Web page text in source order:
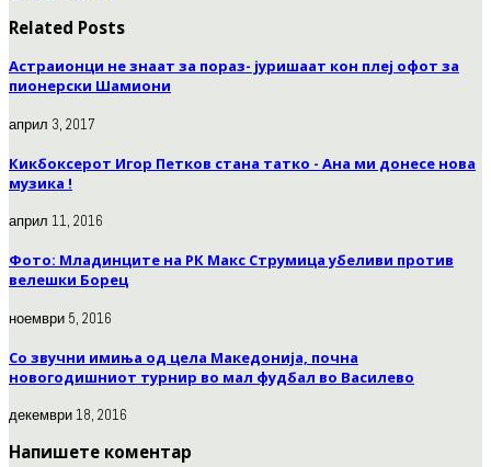
Related Posts
Астраионци не знаат за пораз- јуришаат кон плеј офот за
пионерски Шамиони
април 3, 2017
Кикбоксерот Игор Петков стана татко - Ана ми донесе нова
музика !
април 11, 2016
Фото: Младинците на РК Макс Струмица убеливи против
велешки Борец
ноември 5, 2016
Со звучни имиња од цела Македонија, почна
новогодишниот турнир во мал фудбал во Василево
декември 18, 2016
Напишете коментар